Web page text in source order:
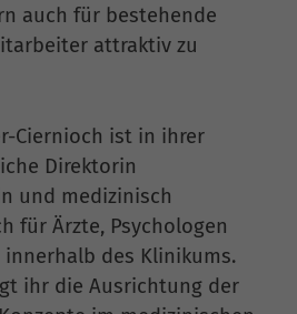
auch für bestehende
attraktiv zu
Ciernioch ist in ihrer
Direktorin
und medizinisch
für Ärzte, Psychologen
des Klinikums.
ihr die Ausrichtung der